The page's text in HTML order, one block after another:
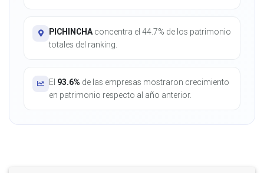
PICHINCHAconcentra el 44.7% de los patrimonio
totales del ranking.
El 93.6% de las empresas mostraron crecimiento
en patrimonio respecto al año anterior.